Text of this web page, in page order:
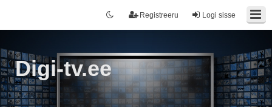
Logi sisse
Registreeru
Digi-tv.ee